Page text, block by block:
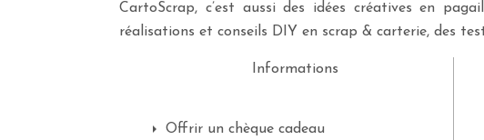
CartoScrap, c’est aussi des idées créatives en
réalisations et conseils DIY en scrap & carterie, des
Informations
Offrir un chèque cadeau